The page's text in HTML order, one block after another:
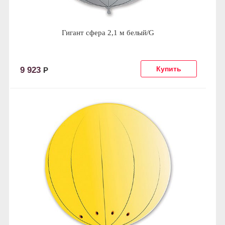
Гигант сфера 2,1 м белый/G
9 923 Р